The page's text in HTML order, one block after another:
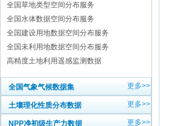
全国草地类型空间分布服务
全国水体数据空间分布服务
全国建设用地数据空间分布服务
全国未利用地数据空间分布服务
高精度土地利用遥感监测数据
全国气象气候数据集 更多>>
土壤理化性质分布数据 更多>>
NPP净初级生产力数据 更多>>